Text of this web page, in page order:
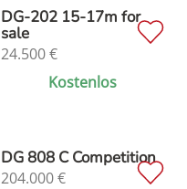
DG-202 15-17m for
sale
24.500€
Kostenlos
DG 808 C Competition
204.000€